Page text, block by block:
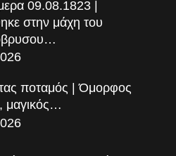
09.08.1823 |
στην μάχη του
ποταμός | Όμορφος
μαγικός…